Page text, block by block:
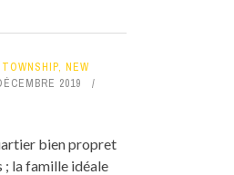
, NEW
2019
bien propret
; la famille idéale